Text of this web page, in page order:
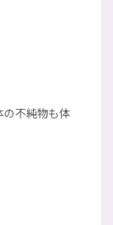
の不純物も体